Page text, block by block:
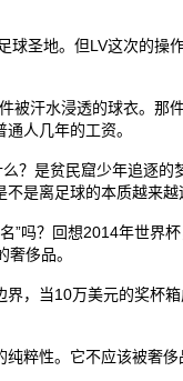
球圣地。但LV这次的操
被汗水浸透的球衣。那
人几年的工资。
？是贫民窟少年追逐的
是离足球的本质越来越
”吗？回想2014年世界杯
侈品。
界，当10万美元的奖杯
粹性。它不应该被奢侈